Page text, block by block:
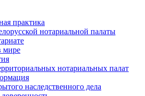
практика
нотариальной палаты
мире
нотариальных палат
наследственного дела